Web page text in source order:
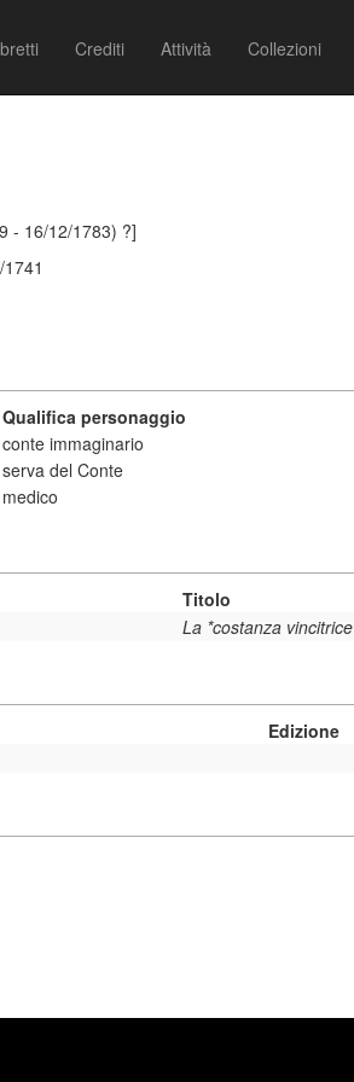
Crediti Attività Collezioni
- 16/12/1783) ?]
Qualifica personaggio
conte immaginario
serva del Conte
medico
Titolo
La *costanza vincitrice
Edizione